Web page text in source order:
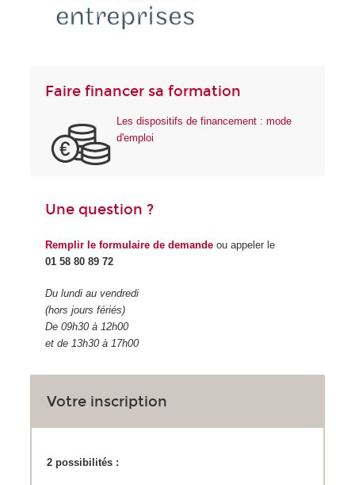
Faire financer sa formation
Les dispositifs de financement : mode
d'emploi
Une question ?
Remplir le formulaire de demande ou appeler le
01 58 80 89 72
Du lundi au vendredi
(hors jours fériés)
De 09h30 à 12h00
et de 13h30 à 17h00
Votre inscription
2 possibilités :